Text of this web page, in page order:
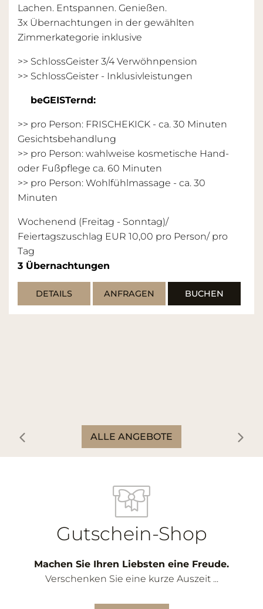
Lachen. Entspannen. Genießen.
3x Übernachtungen in der gewählten
Zimmerkategorie inklusive
>> SchlossGeister 3/4 Verwöhnpension
>> SchlossGeister - Inklusivleistungen
beGEISTernd:
>> pro Person: FRISCHEKICK - ca. 30 Minuten
Gesichtsbehandlung
>> pro Person: wahlweise kosmetische Hand-
oder Fußpflege ca. 60 Minuten
>> pro Person: Wohlfühlmassage - ca. 30
Minuten
Wochenend (Freitag - Sonntag)/
Feiertagszuschlag EUR 10,00 pro Person/ pro
Tag
3 Übernachtungen
DETAILS ANFRAGEN BUCHEN
ALLE ANGEBOTE
Gutschein-Shop
Machen Sie Ihren Liebsten eine Freude.
Verschenken Sie eine kurze Auszeit ...